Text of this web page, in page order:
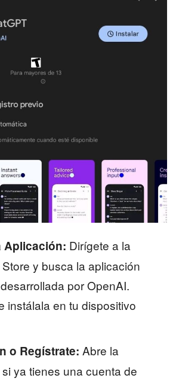
Aplicación: Dirígete a la
y busca la aplicación
por OpenAI.
instálala en tu dispositivo
o Regístrate: Abre la
ya tienes una cuenta de